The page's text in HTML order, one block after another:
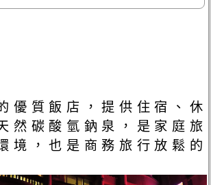
優質飯店，提供住宿、休
然碳酸氫鈉泉，是家庭旅
境，也是商務旅行放鬆的